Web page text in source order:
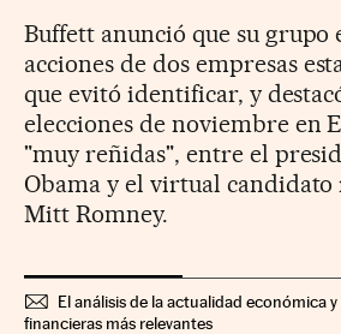
Buffett anunció que su grupo
acciones de dos empresas
que evitó identificar, y
elecciones de noviembre en
"muy reñidas", entre el
Obama y el virtual
Mitt Romney.
El análisis de la actualidad económica
financieras más relevantes